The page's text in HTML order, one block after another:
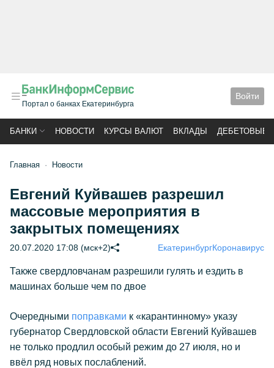
Портал о банках Екатеринбурга
Войти
БАНКИ НОВОСТИ КУРСЫ ВАЛЮТ ВКЛАДЫ ДЕБЕТОВЫЕ
Главная Новости
Евгений Куйвашев разрешил
массовые мероприятия в
закрытых помещениях
20.07.2020 17:08 (мск+2) ЕкатеринбургКоронавирус
Также свердловчанам разрешили гулять и ездить в
машинах больше чем по двое
Очередными поправками к «карантинному» указу
губернатор Свердловской области Евгений Куйвашев
не только продлил особый режим до 27 июля, но и
ввёл ряд новых послаблений.